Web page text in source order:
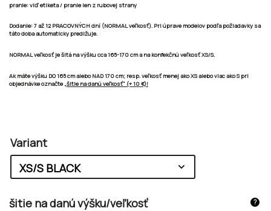
pranie: viď etiketa / pranie len z rubovej strany
Dodanie:7 až 12 PRACOVNÝCH dní (NORMAL veľkosť). Pri úprave modelov podľa požiadavky sa
táto doba automaticky predlžuje.
NORMAL veľkosť je šitá na výšku cca 165-170 cm a na konfekčnú veľkosť XS/S.
Ak máte výšku DO 165 cmaleboNAD 170 cm; resp. veľkosť menej ako XS alebo viac ako Spri
objednávke označte„šitie na danú veľkosť“ (+ 10 €)!
Variant
šitie na danú výšku/veľkosť ?